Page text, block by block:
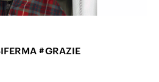
#GRAZIE